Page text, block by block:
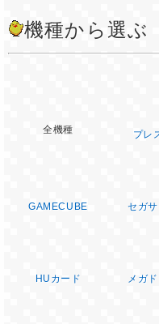
機種から選ぶ
全機種 プレ
GAMECUBE セガ
HUカード メガ